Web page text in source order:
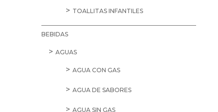
TOALLITAS INFANTILES
BEBIDAS
AGUAS
AGUA CON GAS
AGUA DE SABORES
AGUA SIN GAS